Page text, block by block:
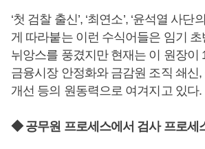
‘첫 검찰 출신’, ‘최연소’, ‘윤석열 사단
게 따라붙는 이런 수식어들은 임기
뉘앙스를 풍겼지만 현재는 이 원장이
금융시장 안정화와 금감원 조직 쇄신
개선 등의 원동력으로 여겨지고 있다.
◆ 공무원 프로세스에서 검사 프로세